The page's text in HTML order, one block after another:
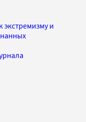
экстремизму и